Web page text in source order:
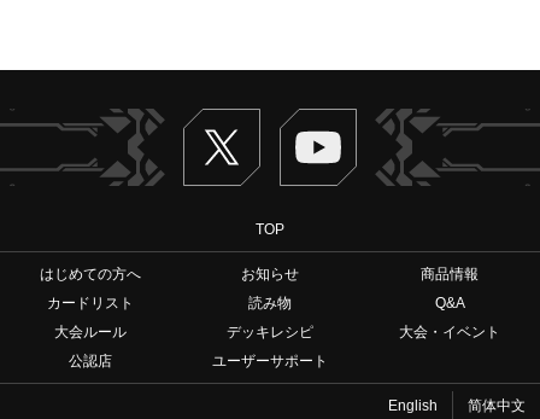
Twitter ヴァンガードch
TOP
はじめての方へ お知らせ
商品情報
カードリスト
読み物
Q&A
大会ルール
デッキレシピ
大会・イベント
公認店
ユーザーサポート
English 简体中文